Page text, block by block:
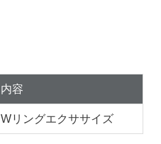
内容
Wリングエクササイズ